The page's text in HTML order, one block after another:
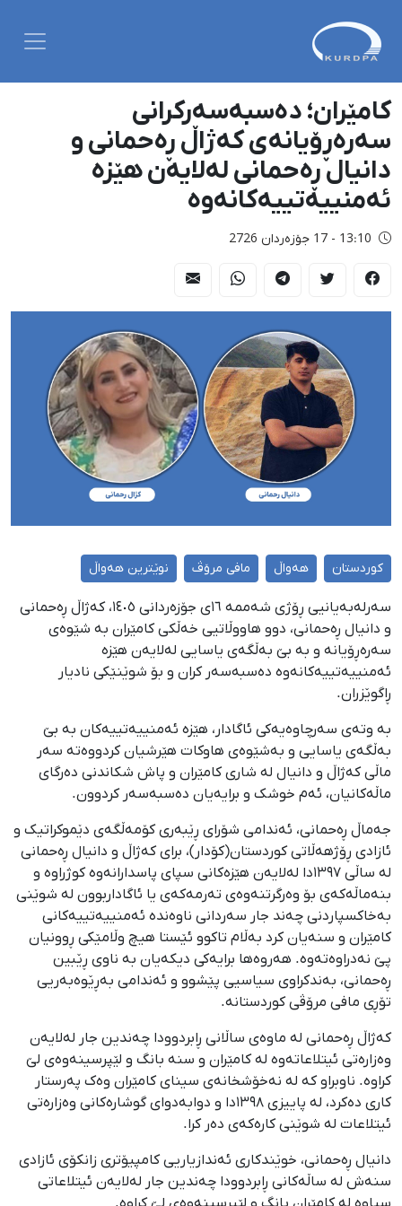
کامێران؛ دەسبەسەرکرانی
سەرەڕۆیانەی کەژاڵ ڕەحمانی و
دانیال ڕەحمانی لەلایەن هێزە
ئەمنییەتییەکانەوە
13:10 - 17 جۆزەردان 2726
کوردستان هەواڵ مافی مرۆڤ نوێترین هەواڵ
سەرلەبەیانیی ڕۆژی شەممە ١٦ی جۆزەردانی ١٤٠٥، کەژاڵ ڕەحمانی
و دانیال ڕەحمانی، دوو هاووڵاتیی خەڵكی کامێران بە شێوەی
سەرەڕۆیانە و بە بێ بەڵگەی یاسایی لەلایەن هێزە
ئەمنییەتییەکانەوە دەسبەسەر کران و بۆ شوێنێکی نادیار
ڕاگوێزران.
بە وتەی سەرچاوەیەکی ئاگادار، هێزە ئەمنییەتییەکان بە بێ
بەڵگەی یاسایی و بەشێوەی هاوکات هێرشیان کردووەتە سەر
ماڵی کەژاڵ و دانیال لە شاری کامێران و پاش شکاندنی دەرگای
ماڵەکانیان، ئەم خوشک و برایەیان دەسبەسەر کردوون.
جەماڵ ڕەحمانی، ئەندامی شۆرای ڕێبەری کۆمەڵگەی دێموکراتیک و
ئازادی ڕۆژهەڵاتی کوردستان(کۆدار)، برای کەژاڵ و دانیال ڕەحمانی
لە ساڵی ١٣٩٧دا لەلایەن هێزەکانی سپای پاسدارانەوە کوژراوە و
بنەماڵەکەی بۆ وەرگرتنەوەی تەرمەکەی یا ئاگاداربوون لە شوێنی
بەخاکسپاردنی چەند جار سەردانی ناوەندە ئەمنییەتییەکانی
کامێران و سنەیان کرد بەڵام تاکوو ئێستا هیچ وڵامێکی ڕوونیان
پێ نەدراوەتەوە. هەروەها برایەکی دیکەیان بە ناوی ڕێبین
ڕەحمانی، بەندکراوی سیاسیی پێشوو و ئەندامی بەڕێوەبەریی
تۆڕی مافی مرۆڤی کوردستانە.
کەژاڵ ڕەحمانی لە ماوەی ساڵانی ڕابردوودا چەندین جار لەلایەن
وەزارەتی ئیتلاعاتەوە لە کامێران و سنە بانگ و لێپرسینەوەی لێ
کراوە. ناوبراو کە لە نەخۆشخانەی سینای کامێران وەک پەرستار
کاری دەکرد، لە پاییزی ١٣٩٨دا و دوابەدوای گوشارەکانی وەزارەتی
ئیتلاعات لە شوێنی کارەکەی دەر کرا.
دانیال ڕەحمانی، خوێندکاری ئەندازیاریی کامپیۆتری زانکۆی ئازادی
سنەش لە ساڵەکانی ڕابردوودا چەندین جار لەلایەن ئیتلاعاتی